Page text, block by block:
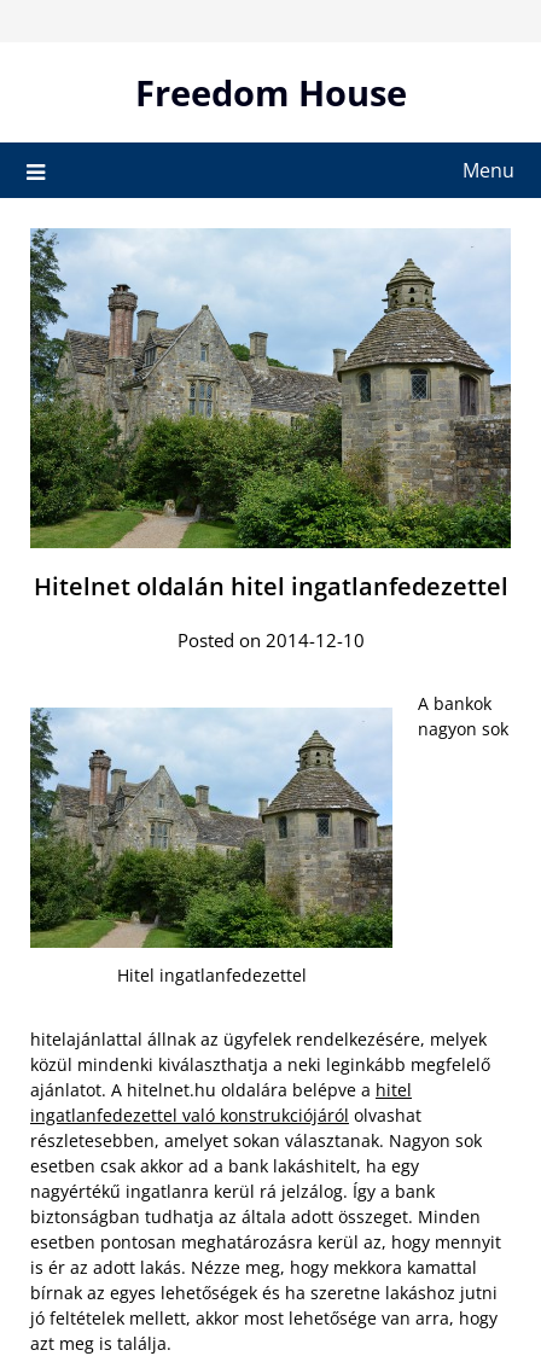
Freedom House
Menu
Hitelnet oldalán hitel ingatlanfedezettel
Posted on 2014-12-10
Hitel ingatlanfedezettel
A bankok
nagyon sok
hitelajánlattal állnak az ügyfelek rendelkezésére, melyek
közül mindenki kiválaszthatja a neki leginkább megfelelő
ajánlatot. A hitelnet.hu oldalára belépve a hitel
ingatlanfedezettel való konstrukciójáról olvashat
részletesebben, amelyet sokan választanak. Nagyon sok
esetben csak akkor ad a bank lakáshitelt, ha egy
nagyértékű ingatlanra kerül rá jelzálog. Így a bank
biztonságban tudhatja az általa adott összeget. Minden
esetben pontosan meghatározásra kerül az, hogy mennyit
is ér az adott lakás. Nézze meg, hogy mekkora kamattal
bírnak az egyes lehetőségek és ha szeretne lakáshoz jutni
jó feltételek mellett, akkor most lehetősége van arra, hogy
azt meg is találja.